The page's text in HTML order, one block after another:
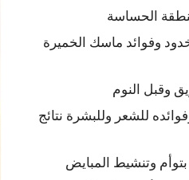
الحساسة
وفوائد ماسك الخميرة
وقبل النوم
للشعر وللبشرة نتائج
وتنشيط المبايض